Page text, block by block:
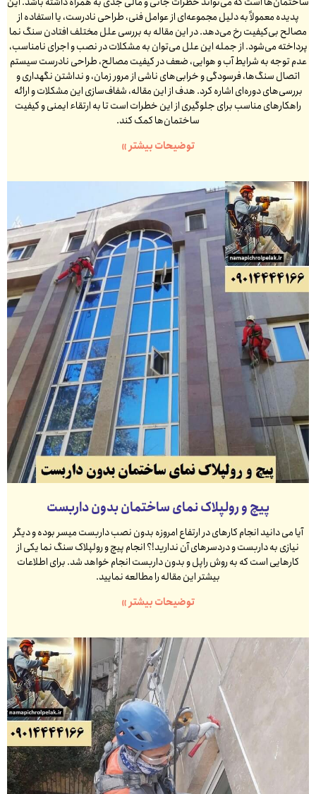
پدیده معمولاً به دلیل مجموعه‌ای از عوامل فنی، طراحی نادرست، یا استفاده از
مصالح بی‌کیفیت رخ می‌دهد. در این مقاله به بررسی علل مختلف افتادن سنگ نما
پرداخته می‌شود. از جمله این علل می‌توان به مشکلات در نصب و اجرای نامناسب،
عدم توجه به شرایط آب و هوایی، ضعف در کیفیت مصالح، طراحی نادرست سیستم
اتصال سنگ‌ها، فرسودگی و خرابی‌های ناشی از مرور زمان، و نداشتن نگهداری و
بررسی‌های دوره‌ای اشاره کرد. هدف از این مقاله، شفاف‌سازی این مشکلات و ارائه
راهکارهای مناسب برای جلوگیری از این خطرات است تا به ارتقاء ایمنی و کیفیت
ساختمان‌ها کمک کند.
توضیحات بیشتر »
پیچ و رولپلاک نمای ساختمان بدون داربست
آیا می دانید انجام کارهای در ارتفاع امروزه بدون نصب داربست میسر بوده و دیگر
نیازی به داربست و دردسرهای آن ندارید!؟ انجام پیچ و رولپلاک سنگ نما یکی از
کارهایی است که به روش راپل و بدون داربست انجام خواهد شد. برای اطلاعات
بیشتر این مقاله را مطالعه نمایید.
توضیحات بیشتر »